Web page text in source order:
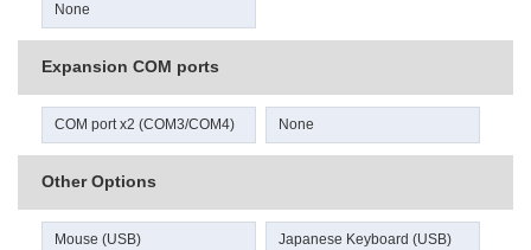
None
Expansion COM ports
COM port x2 (COM3/COM4) None
Other Options
Mouse (USB) Japanese Keyboard (USB)